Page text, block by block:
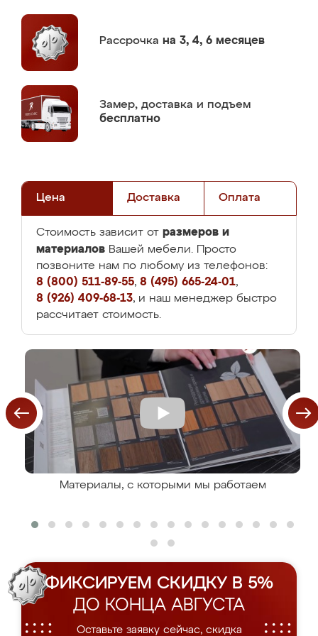
Рассрочка на 3, 4, 6 месяцев
Замер, доставка и подъем
бесплатно
Цена Доставка Оплата
Стоимость зависит от размеров и
материалов Вашей мебели. Просто
позвоните нам по любому из телефонов:
8 (800) 511-89-55, 8 (495) 665-24-01,
8 (926) 409-68-13, и наш менеджер быстро
рассчитает стоимость.
Материалы, с которыми мы работаем
ФИКСИРУЕМ СКИДКУ В 5%
ДО КОНЦА АВГУСТА
Оставьте заявку сейчас, скидка